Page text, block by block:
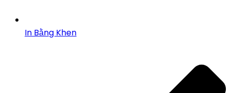
In Bằng Khen